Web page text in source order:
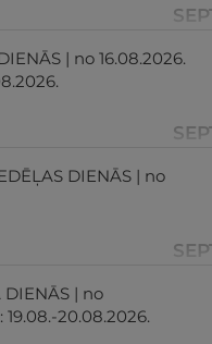
| no 16.08.2026.
DIENĀS | no
| no
19.08.-20.08.2026.